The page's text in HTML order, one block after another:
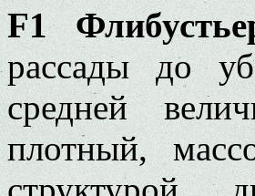
F1
рассады до
средней
плотный,